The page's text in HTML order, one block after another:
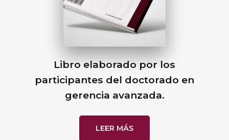
Libro elaborado por los
participantes del doctorado en
gerencia avanzada.
LEER MÁS